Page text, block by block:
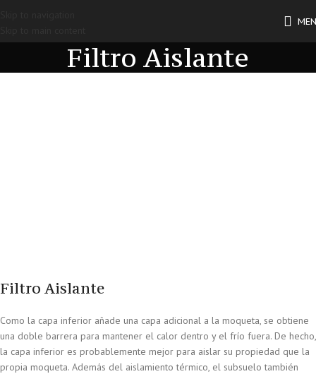
Filtro Aislante
Filtro Aislante
Como la capa inferior añade una capa adicional a la moqueta, se obtiene
una doble barrera para mantener el calor dentro y el frío fuera. De hecho,
la capa inferior es probablemente mejor para aislar su propiedad que la
propia moqueta. Además del aislamiento térmico, el subsuelo también